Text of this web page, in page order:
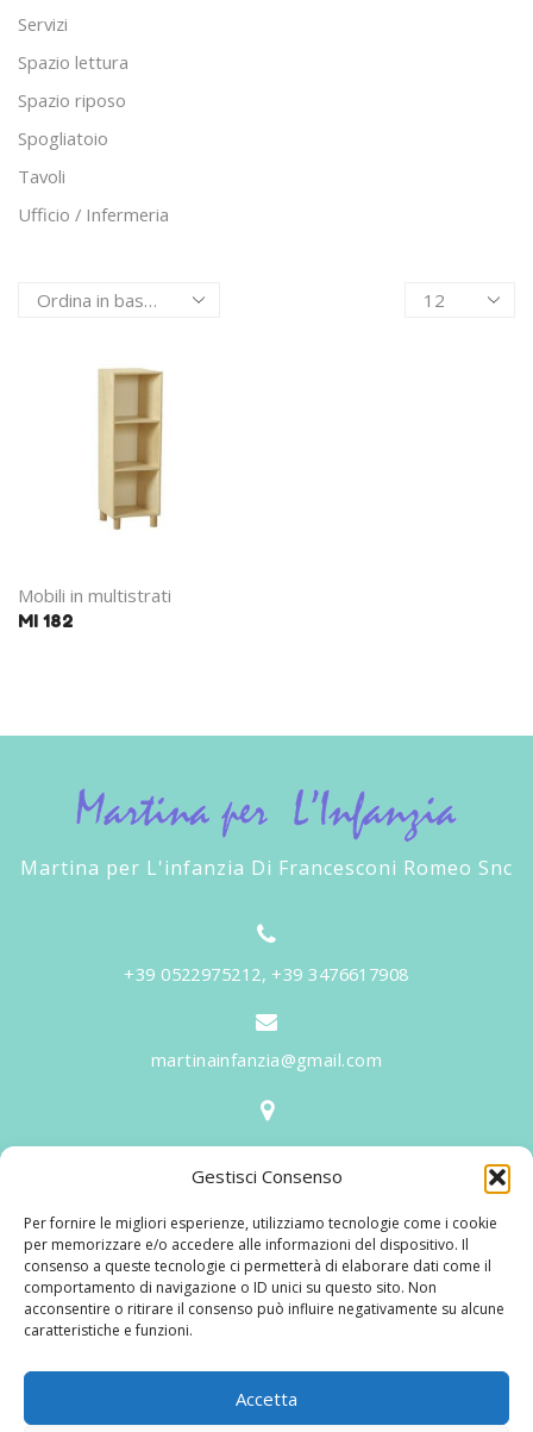
Gestisci Consenso
Per fornire le migliori esperienze, utilizziamo tecnologie come i cookie
per memorizzare e/o accedere alle informazioni del dispositivo. Il
consenso a queste tecnologie ci permetterà di elaborare dati come il
comportamento di navigazione o ID unici su questo sito. Non
acconsentire o ritirare il consenso può influire negativamente su alcune
caratteristiche e funzioni.
Accetta
Products
Mobili in multistrati
MI 182
Servizi
Spazio lettura
Spazio riposo
Spogliatoio
Tavoli
Ufficio / Infermeria
Martina per L'infanzia Di Francesconi Romeo Snc
+39 0522975212, +39 3476617908
martinainfanzia@gmail.com
V.le Tiziano, 20 - 42046 Reggiolo
Martina per l'Infanzia, un nome ed un progetto che
nasce prima di tutto da una provata esperienza
maturata sul campo dal suo fondatore in 25 anni di
lavoro. La didattica rivolta al bambino nei suoi primi
aggiornandone continuamente i progetti educativi.